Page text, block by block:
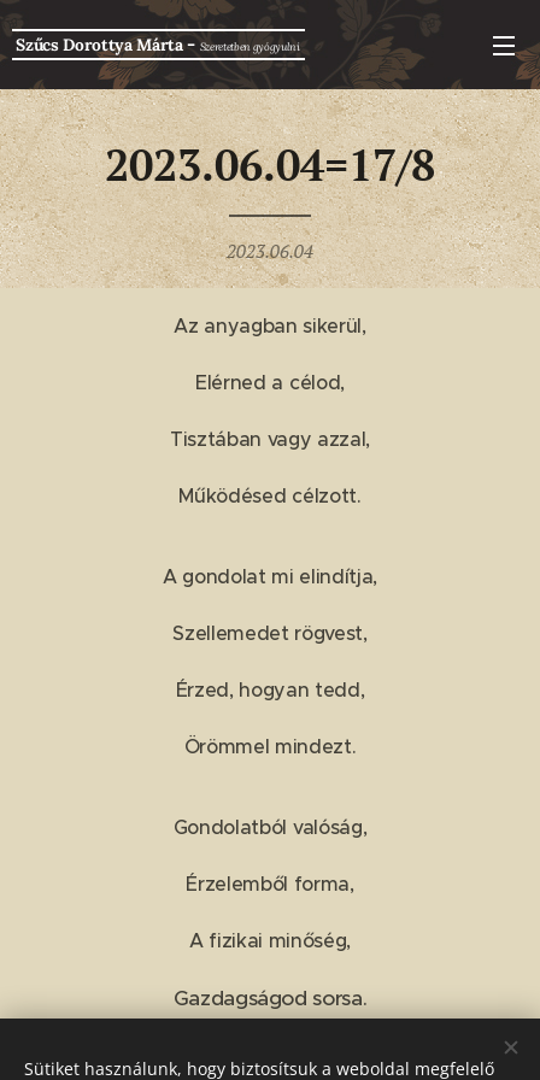
Szűcs Dorottya Márta-Szeretetben gyógyulni
2023.06.04=17/8
2023.06.04
Az anyagban sikerül,
Elérned a célod,
Tisztában vagy azzal,
Működésed célzott.
A gondolat mi elindítja,
Szellemedet rögvest,
Érzed, hogyan tedd,
Örömmel mindezt.
Gondolatból valóság,
Érzelemből forma,
A fizikai minőség,
Gazdagságod sorsa.
Sütiket használunk, hogy biztosítsuk a weboldal megfelelő